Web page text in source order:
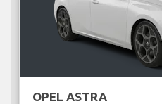
OPEL ASTRA